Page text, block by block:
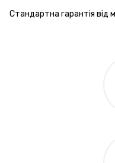
Стандартна гарантія від